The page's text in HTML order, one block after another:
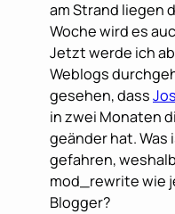
am Strand liegen
Woche wird es
Jetzt werde ich
Weblogs
gesehen, dass
in zwei Monaten
geänder hat. Was
gefahren,
mod_rewrite wie
Blogger?